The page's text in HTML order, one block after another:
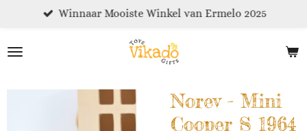
naar
Winnaar Mooiste Winkel van Ermelo 2025
Norev - Mini
Cooper S 1964